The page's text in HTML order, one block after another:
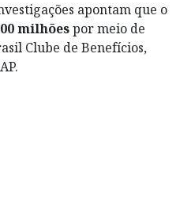
apontam que o
milhõespor meio de
Clube de Benefícios,